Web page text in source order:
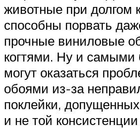
животные при долгом
способны порвать
прочные виниловые
когтями. Ну и
могут оказаться
обоями из-за
поклейки, допущенных
и не той